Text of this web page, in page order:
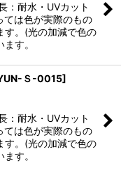
：耐水・UVカット
は色が実際のもの
す。(光の加減で色の
す。
Ｓ-0015]
：耐水・UVカット
は色が実際のもの
す。(光の加減で色の
す。